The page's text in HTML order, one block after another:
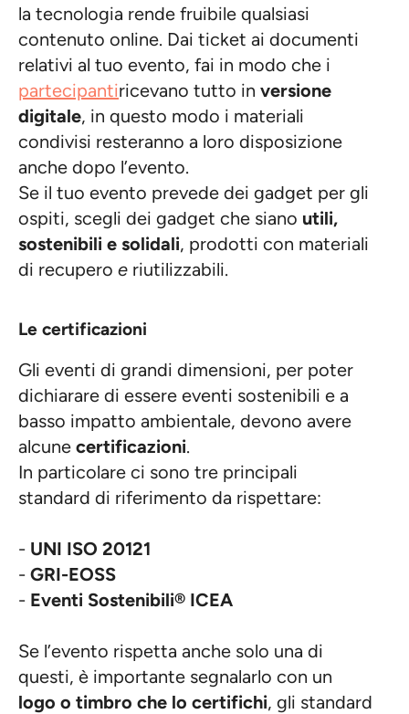
la tecnologia rende fruibile qualsiasi
contenuto online. Dai ticket ai documenti
relativi al tuo evento, fai in modo che i
partecipantiricevano tutto in versione
digitale, in questo modo i materiali
condivisi resteranno a loro disposizione
anche dopo l’evento.
Se il tuo evento prevede dei gadget per gli
ospiti, scegli dei gadget che siano utili,
sostenibili e solidali, prodotti con materiali
di recupero e riutilizzabili.
Le certificazioni
Gli eventi di grandi dimensioni, per poter
dichiarare di essere eventi sostenibili e a
basso impatto ambientale, devono avere
alcune certificazioni.
In particolare ci sono tre principali
standard di riferimento da rispettare:
- UNI ISO 20121
- GRI-EOSS
- Eventi Sostenibili® ICEA
Se l’evento rispetta anche solo una di
questi, è importante segnalarlo con un
logo o timbro che lo certifichi, gli standard